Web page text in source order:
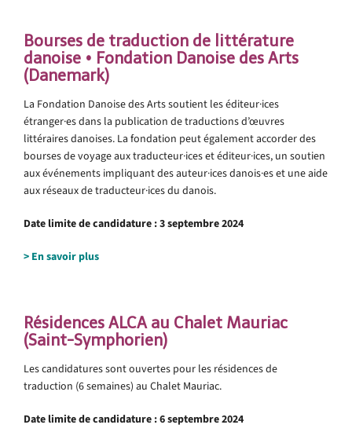
Bourses de traduction de littérature
danoise • Fondation Danoise des Arts
(Danemark)
La Fondation Danoise des Arts soutient les éditeur·ices
étranger·es dans la publication de traductions d’œuvres
littéraires danoises. La fondation peut également accorder des
bourses de voyage aux traducteur·ices et éditeur·ices, un soutien
aux événements impliquant des auteur·ices danois·es et une aide
aux réseaux de traducteur·ices du danois.
Date limite de candidature : 3 septembre 2024
> En savoir plus
Résidences ALCA au Chalet Mauriac
(Saint-Symphorien)
Les candidatures sont ouvertes pour les résidences de
traduction (6 semaines) au Chalet Mauriac.
Date limite de candidature :6 septembre 2024